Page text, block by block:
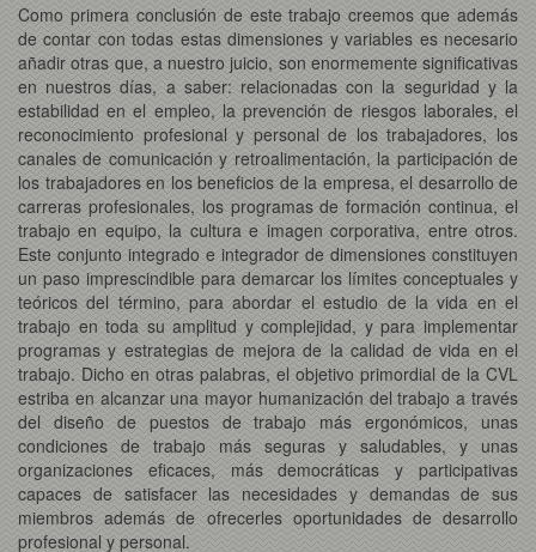
Como primera conclusión de este trabajo creemos que además
de contar con todas estas dimensiones y variables es necesario
añadir otras que, a nuestro juicio, son enormemente significativas
en nuestros días, a saber: relacionadas con la seguridad y la
estabilidad en el empleo, la prevención de riesgos laborales, el
reconocimiento profesional y personal de los trabajadores, los
canales de comunicación y retroalimentación, la participación de
los trabajadores en los beneficios de la empresa, el desarrollo de
carreras profesionales, los programas de formación continua, el
trabajo en equipo, la cultura e imagen corporativa, entre otros.
Este conjunto integrado e integrador de dimensiones constituyen
un paso imprescindible para demarcar los límites conceptuales y
teóricos del término, para abordar el estudio de la vida en el
trabajo en toda su amplitud y complejidad, y para implementar
programas y estrategias de mejora de la calidad de vida en el
trabajo. Dicho en otras palabras, el objetivo primordial de la CVL
estriba en alcanzar una mayor humanización del trabajo a través
del diseño de puestos de trabajo más ergonómicos, unas
condiciones de trabajo más seguras y saludables, y unas
organizaciones eficaces, más democráticas y participativas
capaces de satisfacer las necesidades y demandas de sus
miembros además de ofrecerles oportunidades de desarrollo
profesional y personal.